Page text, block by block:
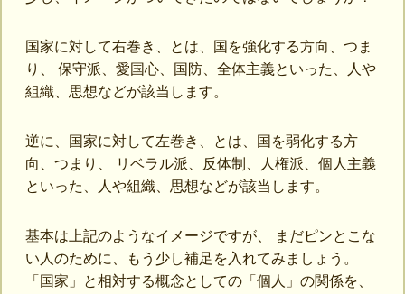
国家に対して右巻き、とは、国を強化する方向、つま
り、 保守派、愛国心、国防、全体主義といった、人や
組織、思想などが該当します。
逆に、国家に対して左巻き、とは、国を弱化する方
向、つまり、 リベラル派、反体制、人権派、個人主義
といった、人や組織、思想などが該当します。
基本は上記のようなイメージですが、 まだピンとこな
い人のために、もう少し補足を入れてみましょう。
「国家」と相対する概念としての「個人」の関係を、